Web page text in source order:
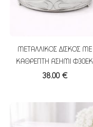
ΜΕΤΑΛΛΙΚΟΣ ΔΙΣΚΟΣ ΜΕ
ΚΑΘΡΕΠΤΗ ΑΣΗΜΙ Φ30ΕΚ
38.00 €